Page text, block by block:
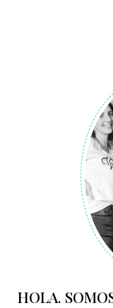
HOLA.